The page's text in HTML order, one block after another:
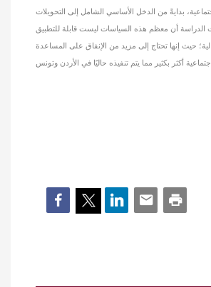
بدايةً من الدخل الأساسي الشامل إلى التحويلات
الدراسة أن معظم هذه السياسات ليست قابلة للتطبيق
حيث إنها تحتاج إلى مزيد من الإنفاق على المساعدة